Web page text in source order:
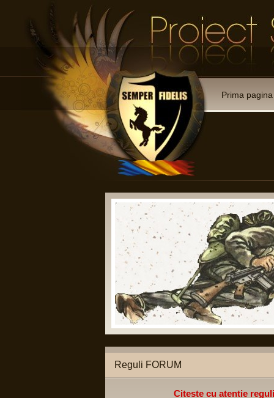
Prima pagina
Reguli FORUM
Citeste cu atentie